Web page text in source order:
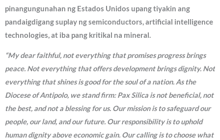
pinangungunahan ng Estados Unidos upang tiyakin ang
pandaigdigang suplay ng semiconductors, artificial intelligence
technologies, at iba pang kritikal na mineral.
“My dear faithful, not everything that promises progress brings
peace. Not everything that offers development brings dignity. Not
everything that shines is good for the soul of a nation. As the
Diocese of Antipolo, we stand firm: Pax Silica is not beneficial, not
the best, and not a blessing for us. Our mission is to safeguard our
people, our land, and our future. Our responsibility is to uphold
human dignity above economic gain. Our calling is to choose what